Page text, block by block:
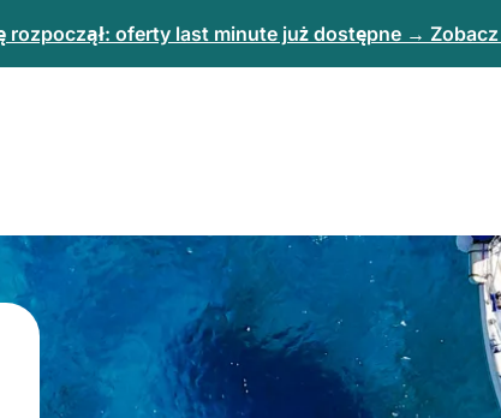
rozpoczął: oferty last minute już dostępne →